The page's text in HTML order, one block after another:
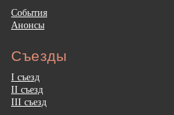
События
Анонсы
Съезды
I съезд
II съезд
III съезд